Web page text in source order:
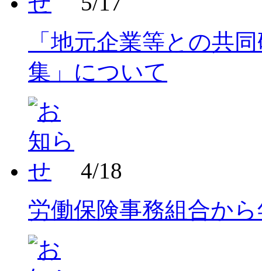
「地元企業等との共
集」について
4/18
労働保険事務組合か